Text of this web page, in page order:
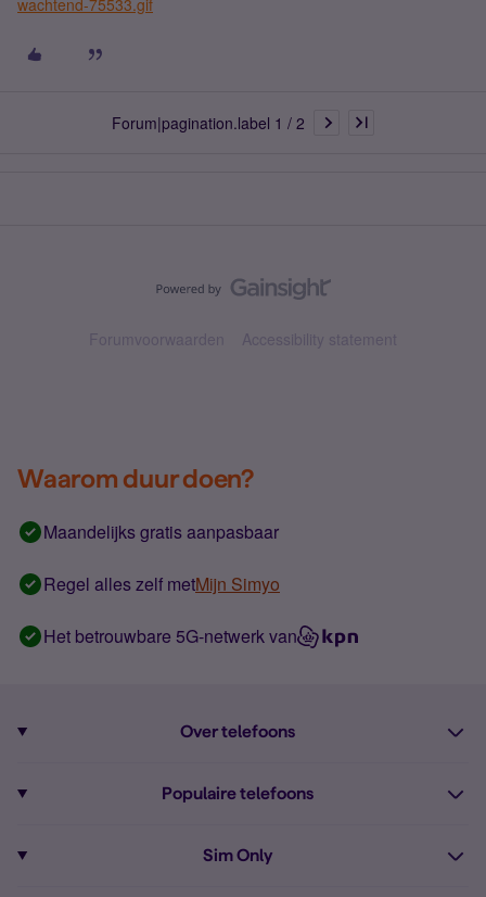
wachtend-75533.gif
Forum|pagination.label 1 / 2
Forumvoorwaarden Accessibility statement
Waarom duur doen?
Maandelijks gratis aanpasbaar
Regel alles zelf metMijn Simyo
Het betrouwbare 5G-netwerk van
Over telefoons
Alle telefoons
Populaire telefoons
Sim Only